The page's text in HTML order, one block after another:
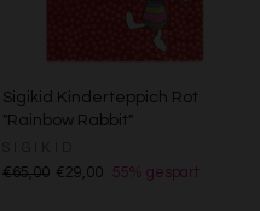
Sigikid Kinderteppich Rot
"Rainbow Rabbit"
€65,00 €29,00 55% gespart